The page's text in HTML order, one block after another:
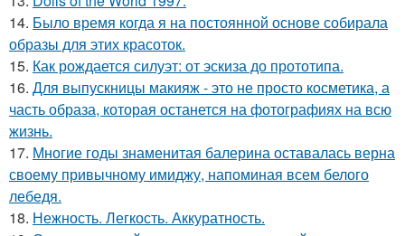
14. Было время когда я на постоянной основе собирала
образы для этих красоток.
15. Как рождается силуэт: от эскиза до прототипа.
16. Для выпускницы макияж - это не просто косметика, а
часть образа, которая останется на фотографиях на всю
жизнь.
17. Многие годы знаменитая балерина оставалась верна
своему привычному имиджу, напоминая всем белого
лебедя.
18. Нежность. Легкость. Аккуратность.